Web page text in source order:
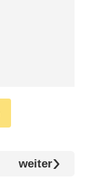
weiter